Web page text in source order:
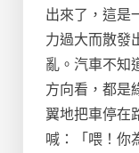
出來了，這是
力過大而散發
亂。汽車不知
方向看，都是
翼地把車停在
喊：「喂！你